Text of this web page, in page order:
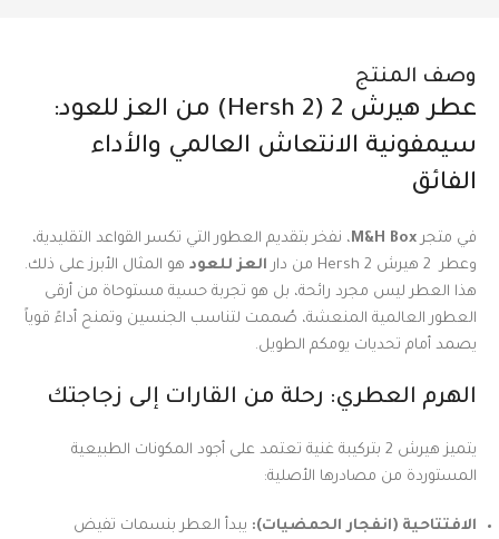
وصف المنتج
عطر هيرش 2 (Hersh 2) من العز للعود:
سيمفونية الانتعاش العالمي والأداء
الفائق
في متجر M&H Box، نفخر بتقديم العطور التي تكسر القواعد التقليدية،
وعطر 2 هيرش Hersh 2 من دار
العز للعود هو المثال الأبرز على ذلك.
هذا العطر ليس مجرد رائحة، بل هو تجربة حسية مستوحاة من أرقى
العطور العالمية المنعشة، صُممت لتناسب الجنسين وتمنح أداءً قوياً
يصمد أمام تحديات يومكم الطويل.
الهرم العطري: رحلة من القارات إلى زجاجتك
يتميز هيرش 2 بتركيبة غنية تعتمد على أجود المكونات الطبيعية
المستوردة من مصادرها الأصلية:
الافتتاحية (انفجار الحمضيات): يبدأ العطر بنسمات تفيض